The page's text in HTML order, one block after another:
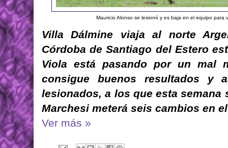
Mauricio Alonso se lesionó y es baja en el equipo
Villa Dálmine viaja al norte
Córdoba de Santiago del Estero
Viola está pasando por un mal
consigue buenos resultados y
lesionados, a los que esta semana
Marchesi meterá seis cambios en
Ver más »